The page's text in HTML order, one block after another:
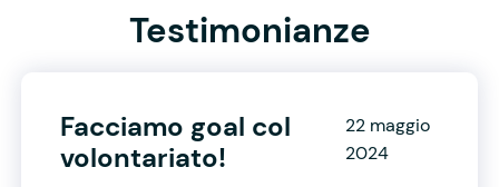
Testimonianze
Facciamo goal col
volontariato!
22 maggio
2024